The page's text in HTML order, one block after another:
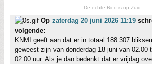
De echte Rico is op Zuid.
Op zaterdag 20 juni 2026 11:19
volgende:
KNMI geeft aan dat er in totaal 188.307
geweest zijn van donderdag 18 juni van 02.00
02.00 uur. Als je dan bedenkt dat er vrijdag